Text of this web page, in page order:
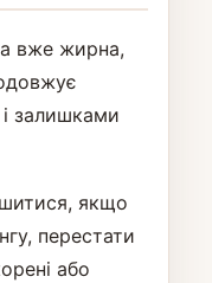
вже жирна,
залишками
якщо
перестати
або